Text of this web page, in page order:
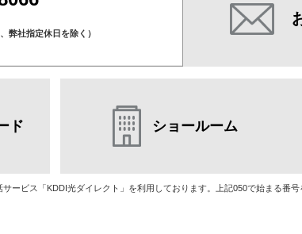
弊社指定休日を除く）
ド ショールーム
サービス「KDDI光ダイレクト」を利用しております。上記050で始まる番